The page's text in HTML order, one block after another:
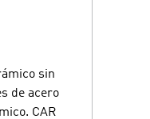
sin
de acero
CAR